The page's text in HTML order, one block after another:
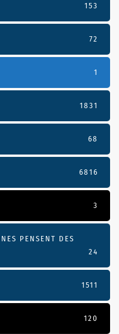
153
72
1
1831
68
6816
3
PENSENT DES
24
1511
120